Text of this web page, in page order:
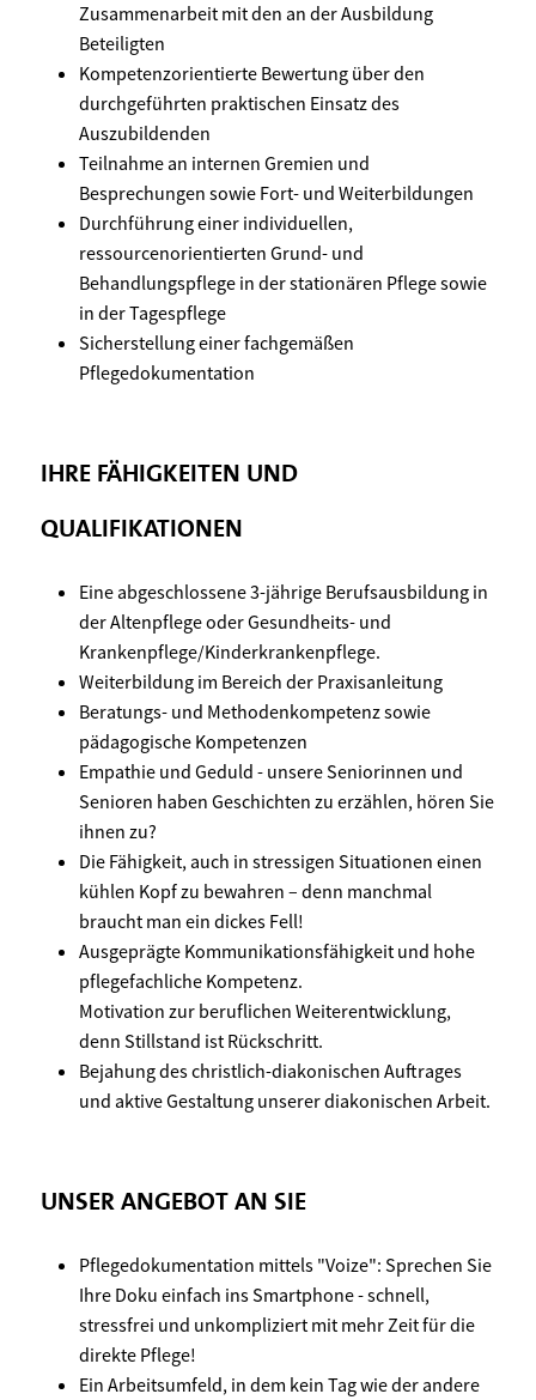
Zusammenarbeit mit den an der Ausbildung
Beteiligten
Kompetenzorientierte Bewertung über den
durchgeführten praktischen Einsatz des
Auszubildenden
Teilnahme an internen Gremien und
Besprechungen sowie Fort- und Weiterbildungen
Durchführung einer individuellen,
ressourcenorientierten Grund- und
Behandlungspflege in der stationären Pflege sowie
in der Tagespflege
Sicherstellung einer fachgemäßen
Pflegedokumentation
IHRE FÄHIGKEITEN UND
QUALIFIKATIONEN
Eine abgeschlossene 3-jährige Berufsausbildung in
der Altenpflege oder Gesundheits- und
Krankenpflege/Kinderkrankenpflege.
Weiterbildung im Bereich der Praxisanleitung
Beratungs- und Methodenkompetenz sowie
pädagogische Kompetenzen
Empathie und Geduld - unsere Seniorinnen und
Senioren haben Geschichten zu erzählen, hören Sie
ihnen zu?
Die Fähigkeit, auch in stressigen Situationen einen
kühlen Kopf zu bewahren – denn manchmal
braucht man ein dickes Fell!
Ausgeprägte Kommunikationsfähigkeit und hohe
pflegefachliche Kompetenz.
Motivation zur beruflichen Weiterentwicklung,
denn Stillstand ist Rückschritt.
Bejahung des christlich-diakonischen Auftrages
und aktive Gestaltung unserer diakonischen Arbeit.
UNSER ANGEBOT AN SIE
Pflegedokumentation mittels "Voize": Sprechen Sie
Ihre Doku einfach ins Smartphone - schnell,
stressfrei und unkompliziert mit mehr Zeit für die
direkte Pflege!
Ein Arbeitsumfeld, in dem kein Tag wie der andere